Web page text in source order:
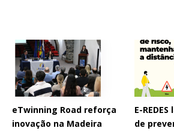
eTwinning Road reforça
inovação na Madeira
E-
de